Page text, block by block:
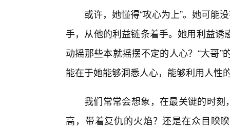
或许，她懂得“攻心为上”。她可能
手，从他的利益链条着手。她用利益
动摇那些本就摇摆不定的人心？“大哥
能在于她能够洞悉人心，能够利用人性
我们常常会想象，在最关键的时刻
高，带着复仇的火焰？还是在众目睽